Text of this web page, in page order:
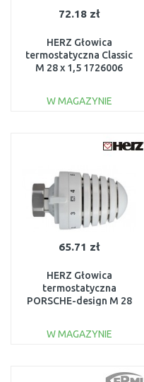
72.18 zł
HERZ Głowica
termostatyczna Classic
M 28 x 1,5 1726006
W MAGAZYNIE
Do porównania
65.71 zł
HERZ Głowica
termostatyczna
PORSCHE-design M 28
W MAGAZYNIE
Do porównania